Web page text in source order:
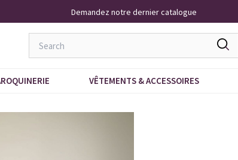
Demandez notre dernier catalogue
VÊTEMENTS & ACCESSOIRES